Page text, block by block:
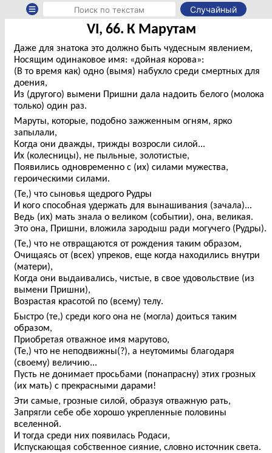
Случайный
VI, 66. К Марутам
Даже для знатока это должно быть чудесным явлением,
Носящим одинаковое имя: «дойная корова»:
(В то время как) одно (вымя) набухло среди смертных для
доения,
Из (другого) вымени Пришни дала надоить белого (молока
только) один раз.
Маруты, которые, подобно зажженным огням, ярко
запылали,
Когда они дважды, трижды возросли силой...
Их (колесницы), не пыльные, золотистые,
Появились одновременно с (их) силами мужества,
героическими силами.
(Те,) что сыновья щедрого Рудры
И кого способная удержать для вынашивания (зачала)...
Ведь (их) мать знала о великом (событии), она, великая.
Это она, Пришни, вложила зародыш ради могучего (Рудры).
(Те,) что не отвращаются от рождения таким образом,
Очищаясь от (всех) упреков, еще когда находились внутри
(матери),
Когда они выдаивались, чистые, в свое удовольствие (из
вымени Пришни),
Возрастая красотой по (всему) телу.
Быстро (те,) среди кого она не (могла) доиться таким
образом,
Приобретая отважное имя марутово,
(Те,) что не неподвижны(?), а неутомимы благодаря
(своему) величию...
Пусть не донимает просьбами (понапрасну) этих грозных
(их мать) с прекрасными дарами!
Эти самые, грозные силой, образуя отважную рать,
Запрягли себе обе хорошо укрепленные половины
вселенной.
И тогда среди них появилась Родаси,
Испускающая собственное сияние, словно источник света.